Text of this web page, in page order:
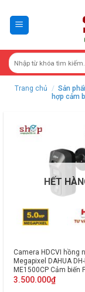
content
Trang chủ / Sản
hợp cảm
HẾT
Camera HDCVI hồng
Megapixel DAHUA
ME1500CP Cảm biến
3.500.000₫